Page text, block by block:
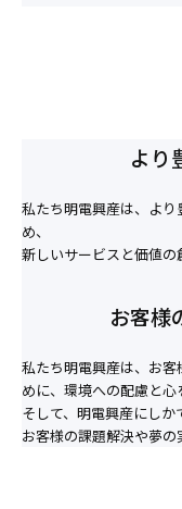
より
私たち明電興産は、よ
め、
新しいサービスと価値の
お客様
私たち明電興産は、お
めに、環境への配慮と心
そして、明電興産にしか
お客様の課題解決や夢の